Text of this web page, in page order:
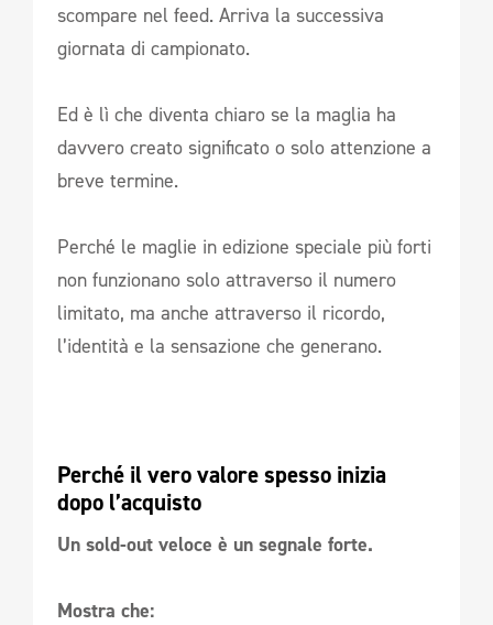
scompare nel feed. Arriva la successiva
giornata di campionato.
Ed è lì che diventa chiaro se la maglia ha
davvero creato significato o solo attenzione a
breve termine.
Perché le maglie in edizione speciale più forti
non funzionano solo attraverso il numero
limitato, ma anche attraverso il ricordo,
l’identità e la sensazione che generano.
Perché il vero valore spesso inizia
dopo l’acquisto
Un sold-out veloce è un segnale forte.
Mostra che: